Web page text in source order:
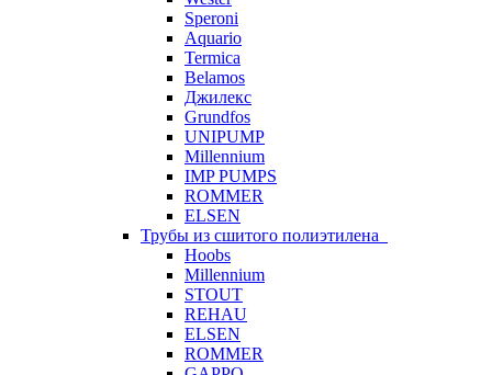
Speroni
Aquario
Termica
Belamos
Джилекс
Grundfos
UNIPUMP
Millennium
IMP PUMPS
ROMMER
ELSEN
Трубы из сшитого полиэтилена
Hoobs
Millennium
STOUT
REHAU
ELSEN
ROMMER